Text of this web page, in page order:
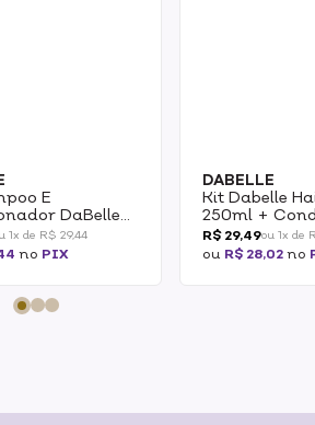
E
DaBelle
Shampoo
1x de R$ 29,44
no PIX
DABELLE
Kit Dabelle
250ml +
200ml Liso
R$ 29,49ou 1x de
ou R$ 28,02 no